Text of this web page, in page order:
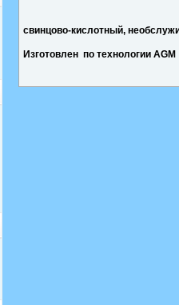
свинцово-кислотный,
Изготовлен по технологии AGM